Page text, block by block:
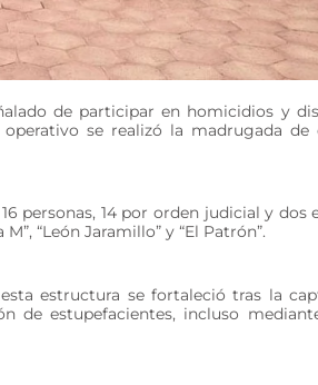
de participar en homicidios y
se realizó la madrugada de
personas, 14 por orden judicial y dos
“León Jaramillo” y “El Patrón”.
estructura se fortaleció tras la
de estupefacientes, incluso